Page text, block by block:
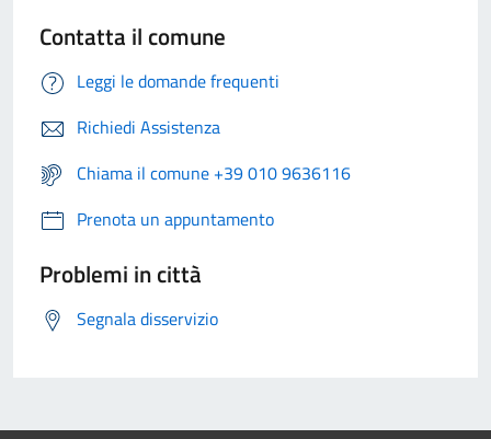
Contatta il comune
Leggi le domande frequenti
Richiedi Assistenza
Chiama il comune +39 010 9636116
Prenota un appuntamento
Problemi in città
Segnala disservizio